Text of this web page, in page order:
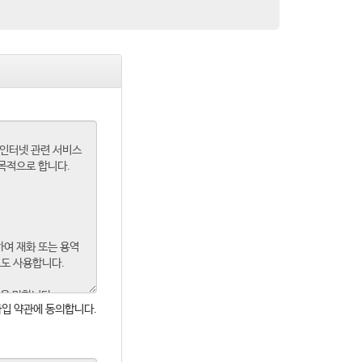
약관에 동의합니다.